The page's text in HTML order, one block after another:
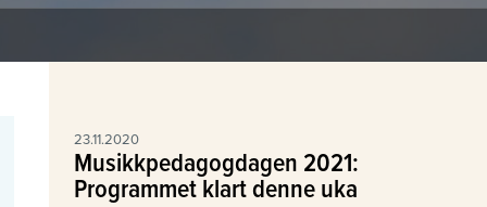
23.11.2020
Musikkpedagogdagen 2021:
Programmet klart denne uka